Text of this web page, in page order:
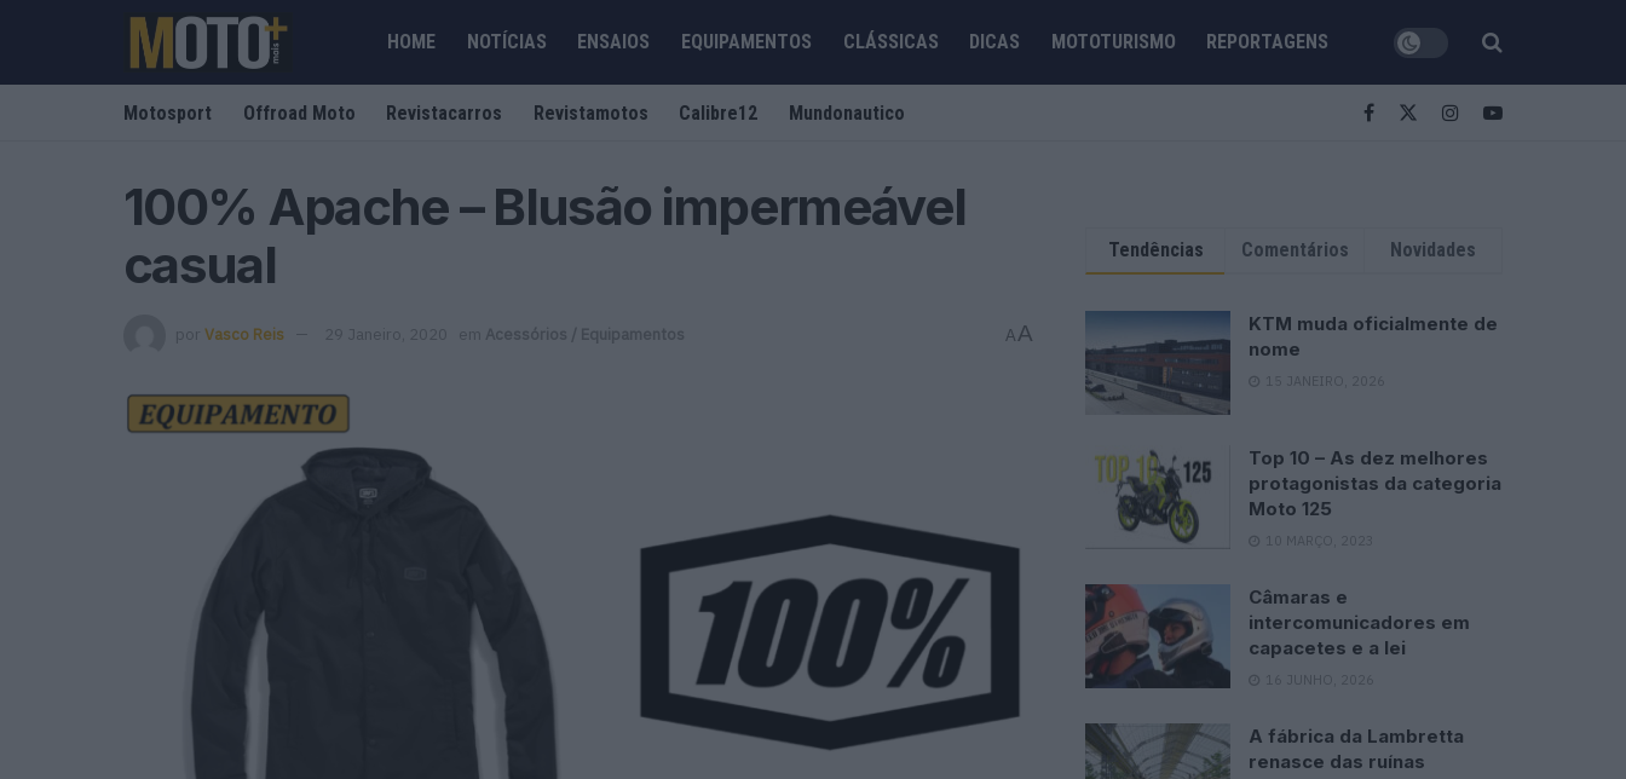
HOME NOTÍCIAS ENSAIOS EQUIPAMENTOS CLÁSSICAS DICAS MOTOTURISMO REPORTAGENS
Motosport Offroad Moto Revistacarros Revistamotos Calibre12 Mundonautico
100% Apache – Blusão impermeável
casual
por Vasco Reis 29 Janeiro, 2020 em Acessórios / Equipamentos AA
Tendências Comentários Novidades
KTM muda oficialmente de
nome
15 JANEIRO, 2026
Top 10 – As dez melhores
protagonistas da categoria
Moto 125
10 MARÇO, 2023
Câmaras e
intercomunicadores em
capacetes e a lei
16 JUNHO, 2026
A fábrica da Lambretta
renasce das ruínas